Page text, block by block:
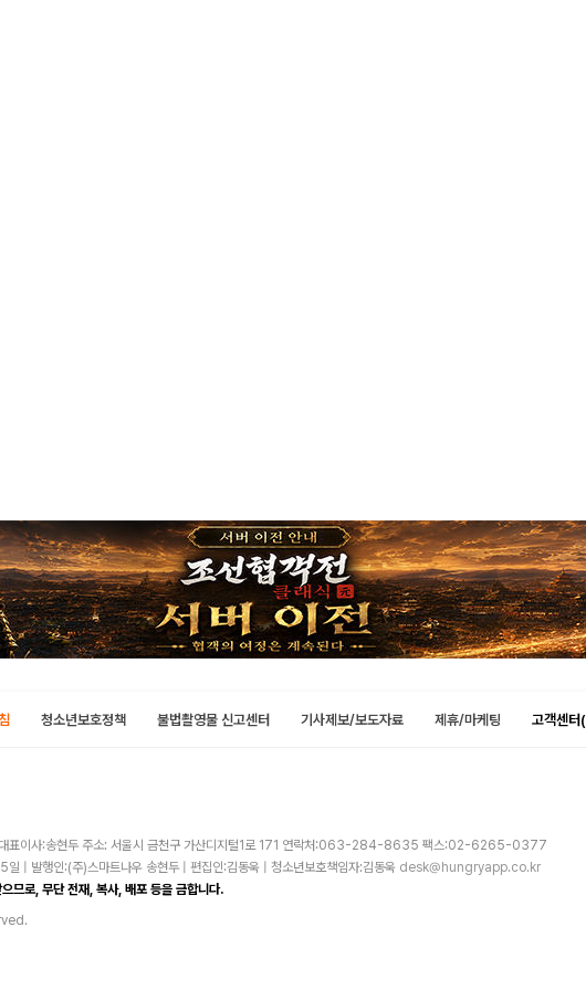
청소년보호정책 불법촬영물 신고센터 기사제보/보도자료 제휴/마케팅 고객센
표이사:송현두 주소: 서울시 금천구 가산디지털1로 171 연락처:063-284-8635 팩스:02-6265-0377
| 발행인:(주)스마트나우 송현두 | 편집인:김동욱 | 청소년보호책임자:김동욱 desk@hungryapp.co.kr
므로, 무단 전재, 복사, 배포 등을 금합니다.